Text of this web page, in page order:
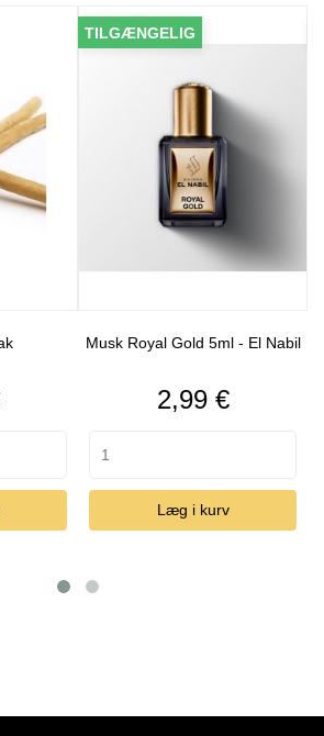
Musk Royal Gold 5ml - El Nabil
TILGÆNGELIG
Hvid